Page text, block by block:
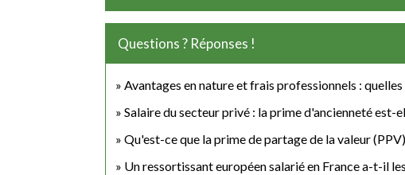
Questions ? Réponses !
Avantages en nature et frais professionnels :
Salaire du secteur privé : la prime d'ancienneté est-
Qu'est-ce que la prime de partage de la valeur
Un ressortissant européen salarié en France a-t-il